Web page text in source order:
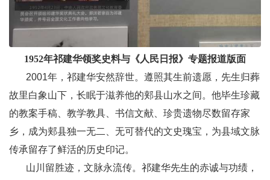
1952年祁建华领奖史料与《人民日报》专题报道版面
2001年，祁建华安然辞世。遵照其生前遗愿，先生归葬
故里白象山下，长眠于滋养他的郏县山水之间。他毕生珍藏
的教案手稿、教学教具、书信文献、珍贵遗物尽数留存家
乡，成为郏县独一无二、无可替代的文史瑰宝，为县域文脉
传承留存了鲜活的历史印记。
山川留胜迹，文脉永流传。祁建华先生的赤诚与功绩，